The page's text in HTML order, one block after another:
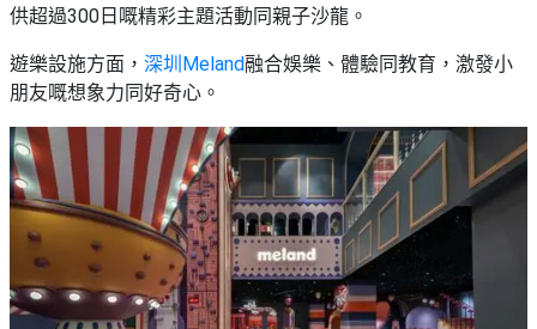
供超過300日嘅精彩主題活動同親子沙龍。
遊樂設施方面， 深圳Meland融合娛樂、體驗同教育，激發小
朋友嘅想象力同好奇心。